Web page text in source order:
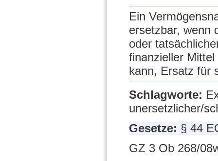
Ein
ersetzbar, wenn
oder
finanzieller
kann, Ersatz für
Schlagworte:
unersetzlicher/
Gesetze: § 44
GZ 3 Ob 268/